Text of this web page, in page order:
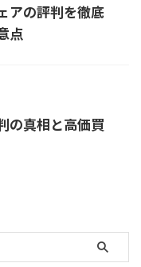
アの評判を徹底
点
の真相と高価買